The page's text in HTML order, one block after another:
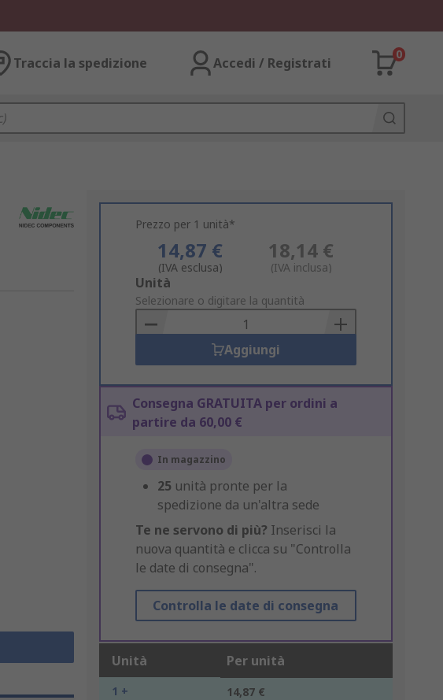
Traccia la spedizione Accedi / Registrati
0
Prezzo per 1 unità*
14,87 €
(IVA esclusa)
18,14 €
(IVA inclusa)
Add
to
Basket
Unità
Selezionare o digitare la quantità
Aggiungi
Consegna GRATUITA per ordini a
partire da 60,00 €
In magazzino
25 unità pronte per la
spedizione da un'altra sede
Te ne servono di più? Inserisci la
nuova quantità e clicca su "Controlla
le date di consegna".
Controlla le date di consegna
Unità Per unità
1 + 14,87 €